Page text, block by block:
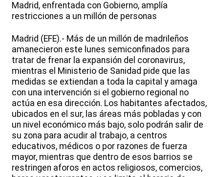
Madrid, enfrentada con Gobierno, amplía
restricciones a un millón de personas
Madrid (EFE).- Más de un millón de madrileños
amanecieron este lunes semiconfinados para
tratar de frenar la expansión del coronavirus,
mientras el Ministerio de Sanidad pide que las
medidas se extiendan a toda la capital y amaga
con una intervención si el gobierno regional no
actúa en esa dirección. Los habitantes afectados,
ubicados en el sur, las áreas más pobladas y con
un nivel económico más bajo, solo podrán salir de
su zona para acudir al trabajo, a centros
educativos, médicos o por razones de fuerza
mayor, mientras que dentro de esos barrios se
restringen aforos en actos religiosos, comercios,